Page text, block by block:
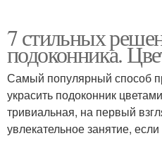
7 стильных
подоконника.
Самый популярный способ
украсить подоконник
тривиальная, на первый
увлекательное занятие,